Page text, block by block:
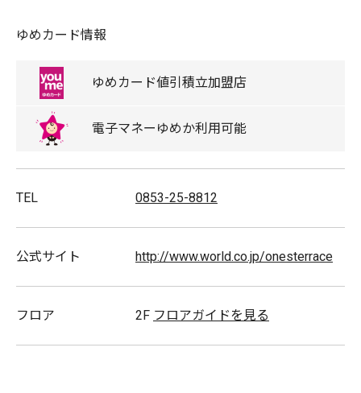
す。
【主な取り扱い商品】
キッチン雑貨、バス雑貨、バッグ、時計、ポーチなどのファ
ッショングッズ、フレグランス、ステーショナリー、クッ
Tシャツ/手袋/レインアイテム/レイングッズ/スカート/
ゆめカード情報
ゆめカード値引積立加盟店
電子マネー ゆめか利用可能
TEL 0853-25-8812
公式サイト http://www.world.co.jp/onesterrace
フロア 2F フロアガイドを見る